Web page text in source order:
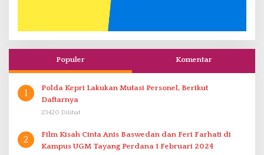
Populer Komentar
1
Polda Kepri Lakukan Mutasi Personel, Berikut
Daftarnya
23420 Dilihat
2
Film Kisah Cinta Anis Baswedan dan Feri Farhati di
Kampus UGM Tayang Perdana 1 Februari 2024